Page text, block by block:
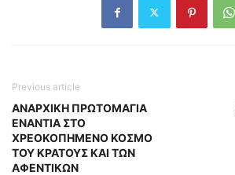
Previous article
ΑΝΑΡΧΙΚΗ ΠΡΩΤΟΜΑΓΙΑ
ΕΝΑΝΤΙΑ ΣΤΟ
ΧΡΕΟΚΟΠΗΜΕΝΟ ΚΟΣΜΟ
ΤΟΥ ΚΡΑΤΟΥΣ ΚΑΙ ΤΩΝ
ΑΦΕΝΤΙΚΩΝ